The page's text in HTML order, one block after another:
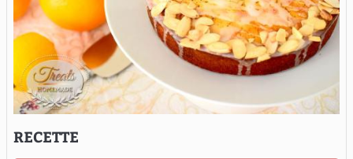
RECETTE